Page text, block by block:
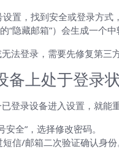
置，找到安全或登录方式
“隐藏邮箱”）会生成一个
法登录，需要先修复第三
备上处于登录
登录设备进入设置，就能
全”，选择修改密码。
信/邮箱二次验证确认身份